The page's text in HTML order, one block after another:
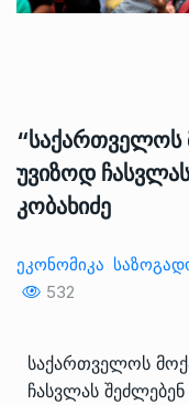
“საქართველოს
უვიზოდ
კობახიძე
Ეკონომიკა
532
საქართველოს
ჩასვლას